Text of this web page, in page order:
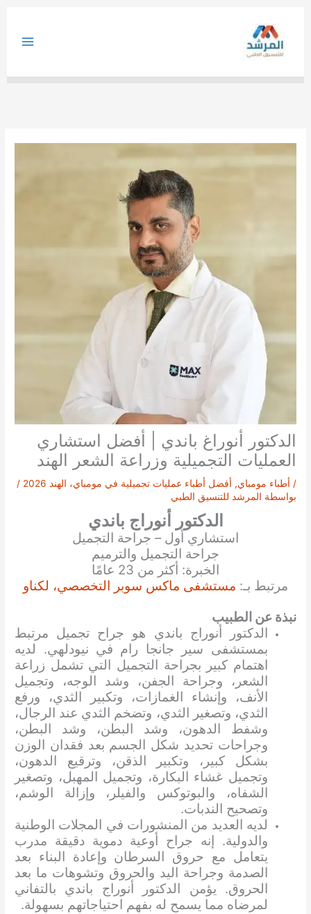
الدكتور أنوراغ باندي | أفضل استشاري
العمليات التجميلية وزراعة الشعر الهند
/ أطباء مومباي, أفضل أطباء عمليات تجميلية في مومباي، الهند 2026
/
بواسطة المرشد للتنسيق الطبي
الدكتور أنوراج باندي
استشاري أول – جراحة التجميل
جراحة التجميل والترميم
الخبرة: أكثر من 23 عامًا
مرتبط بـ: مستشفى ماكس سوبر التخصصي، لكناو
نبذة عن الطبيب
الدكتور أنوراج باندي هو جراح تجميل مرتبط
بمستشفى سير جانجا رام في نيودلهي. لديه
اهتمام كبير بجراحة التجميل التي تشمل زراعة
الشعر، وجراحة الجفن، وشد الوجه، وتجميل
الأنف، وإنشاء الغمازات، وتكبير الثدي، ورفع
الثدي، وتصغير الثدي، وتضخم الثدي عند الرجال،
وشفط الدهون، وشد البطن، وشد البطن،
وجراحات تحديد شكل الجسم بعد فقدان الوزن
بشكل كبير، وتكبير الذقن، وترقيع الدهون،
وتجميل غشاء البكارة، وتجميل المهبل، وتصغير
الشفاه، والبوتوكس والفيلر، وإزالة الوشم،
وتصحيح الندبات.
لديه العديد من المنشورات في المجلات الوطنية
والدولية. إنه جراح أوعية دموية دقيقة مدرب
يتعامل مع حروق السرطان وإعادة البناء بعد
الصدمة وجراحة اليد والحروق وتشوهات ما بعد
الحروق. يؤمن الدكتور أنوراج باندي بالتفاني
لمرضاه مما يسمح له بفهم احتياجاتهم بسهولة.